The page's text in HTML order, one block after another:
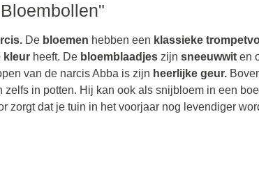
De bloemen hebben een klassieke
kleur heeft. De bloemblaadjes zijn sneeuwwit en
van de narcis Abba is zijn heerlijke geur.
zelfs in potten. Hij kan ook als snijbloem in een
zorgt dat je tuin in het voorjaar nog levendiger